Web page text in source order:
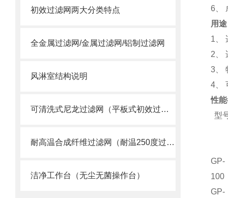
初效过滤网两大分类特点
全金属过滤网/金属过滤网/铝制过滤网
风淋室结构说明
可清洗式尼龙过滤网（平板式初效过滤器）
耐高温合成纤维过滤网（耐温250度过滤棉）
洁净工作台（无尘无菌操作台）
6
用
1
2
3
4
性
型
GP-
100
GP-